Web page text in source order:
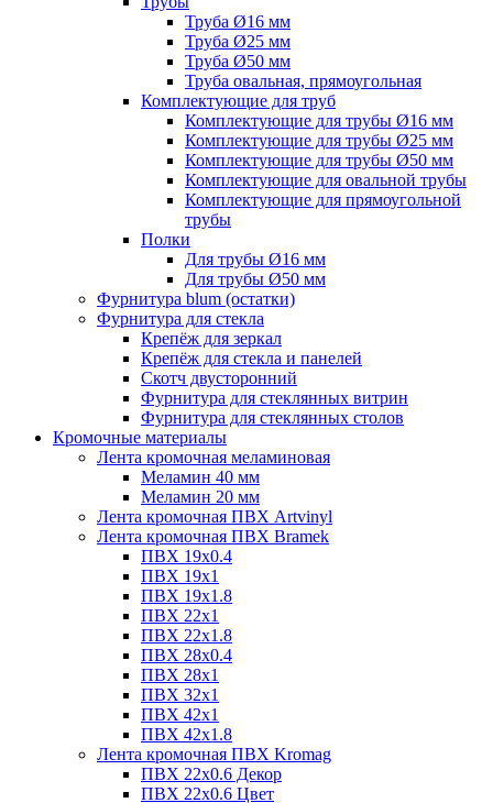
Труба Ø16 мм
Труба Ø25 мм
Труба Ø50 мм
Труба овальная, прямоугольная
Комплектующие для труб
Комплектующие для трубы Ø16 мм
Комплектующие для трубы Ø25 мм
Комплектующие для трубы Ø50 мм
Комплектующие для овальной трубы
Комплектующие для прямоугольной
трубы
Полки
Для трубы Ø16 мм
Для трубы Ø50 мм
Фурнитура blum (остатки)
Фурнитура для стекла
Крепёж для зеркал
Крепёж для стекла и панелей
Скотч двусторонний
Фурнитура для стеклянных витрин
Фурнитура для стеклянных столов
Кромочные материалы
Лента кромочная меламиновая
Меламин 40 мм
Меламин 20 мм
Лента кромочная ПВХ Artvinyl
Лента кромочная ПВХ Bramek
ПВХ 19x0.4
ПВХ 19х1
ПВХ 19х1.8
ПВХ 22х1
ПВХ 22х1.8
ПВХ 28х0.4
ПВХ 28х1
ПВХ 32x1
ПВХ 42х1
ПВХ 42х1.8
Лента кромочная ПВХ Kromag
ПВХ 22x0.6 Декор
ПВХ 22x0.6 Цвет